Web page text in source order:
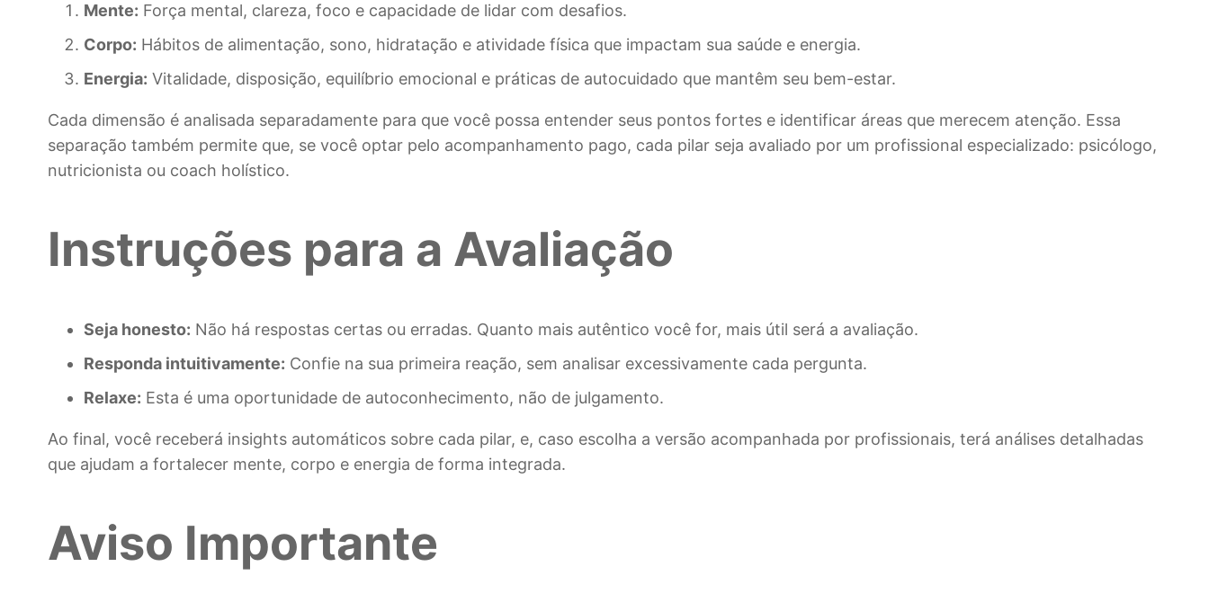
Mente: Força mental, clareza, foco e capacidade de lidar com desafios.
Corpo: Hábitos de alimentação, sono, hidratação e atividade física que impactam sua saúde e energia.
Energia: Vitalidade, disposição, equilíbrio emocional e práticas de autocuidado que mantêm seu bem-estar.
Cada dimensão é analisada separadamente para que você possa entender seus pontos fortes e identificar áreas que merecem atenção. Essa
separação também permite que, se você optar pelo acompanhamento pago, cada pilar seja avaliado por um profissional especializado: psicólogo,
nutricionista ou coach holístico.
Instruções para a Avaliação
Seja honesto: Não há respostas certas ou erradas. Quanto mais autêntico você for, mais útil será a avaliação.
Responda intuitivamente: Confie na sua primeira reação, sem analisar excessivamente cada pergunta.
Relaxe: Esta é uma oportunidade de autoconhecimento, não de julgamento.
Ao final, você receberá insights automáticos sobre cada pilar, e, caso escolha a versão acompanhada por profissionais, terá análises detalhadas
que ajudam a fortalecer mente, corpo e energia de forma integrada.
Aviso Importante